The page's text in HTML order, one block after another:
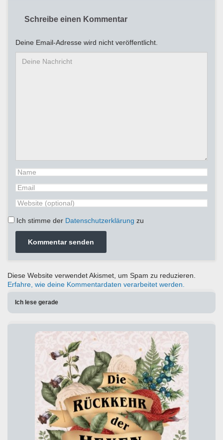
Schreibe einen Kommentar
Deine Email-Adresse wird nicht veröffentlicht.
Ich stimme der Datenschutzerklärung zu
Diese Website verwendet Akismet, um Spam zu reduzieren.
Erfahre, wie deine Kommentardaten verarbeitet werden.
Ich lese gerade